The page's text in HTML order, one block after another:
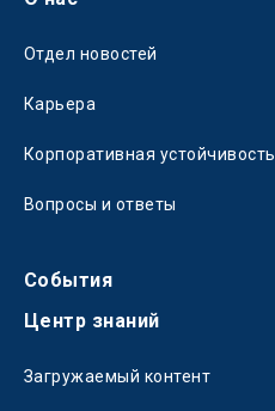
Отдел новостей
Карьера
Корпоративная устойчивость
Вопросы и ответы
События
Центр знаний
Загружаемый контент